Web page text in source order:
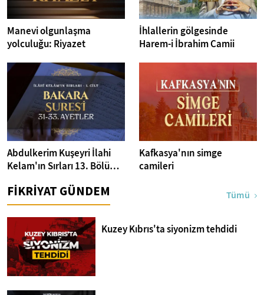
Manevi olgunlaşma
yolculuğu: Riyazet
İhlallerin gölgesinde
Harem-i İbrahim Camii
Abdulkerim Kuşeyri İlahi
Kelam'ın Sırları 13. Bölüm I
Ayetler Tefsiri
Kafkasya'nın simge
camileri
FİKRİYAT GÜNDEM Tümü
Kuzey Kıbrıs'ta siyonizm tehdidi